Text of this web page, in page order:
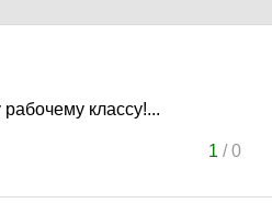
классу!...
1 /0